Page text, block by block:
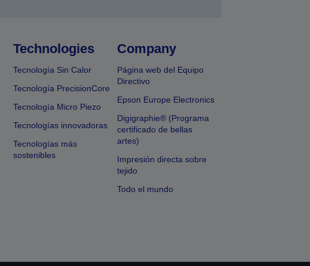
Technologies
Tecnología Sin Calor
Tecnología PrecisionCore
Tecnología Micro Piezo
Tecnologías innovadoras
Tecnologías más
sostenibles
Company
Página web del Equipo
Directivo
Epson Europe Electronics
Digigraphie® (Programa
certificado de bellas
artes)
Impresión directa sobre
tejido
Todo el mundo